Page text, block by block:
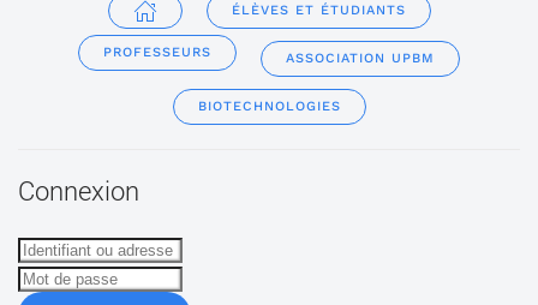
ÉLÈVES ET ÉTUDIANTS
PROFESSEURS ASSOCIATION UPBM
BIOTECHNOLOGIES
Connexion